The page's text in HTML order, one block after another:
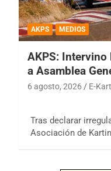
AKPS MEDIOS
AKPS:
a Asamblea
6 agosto, 2026 E-Kart
Tras declarar
Asociación de